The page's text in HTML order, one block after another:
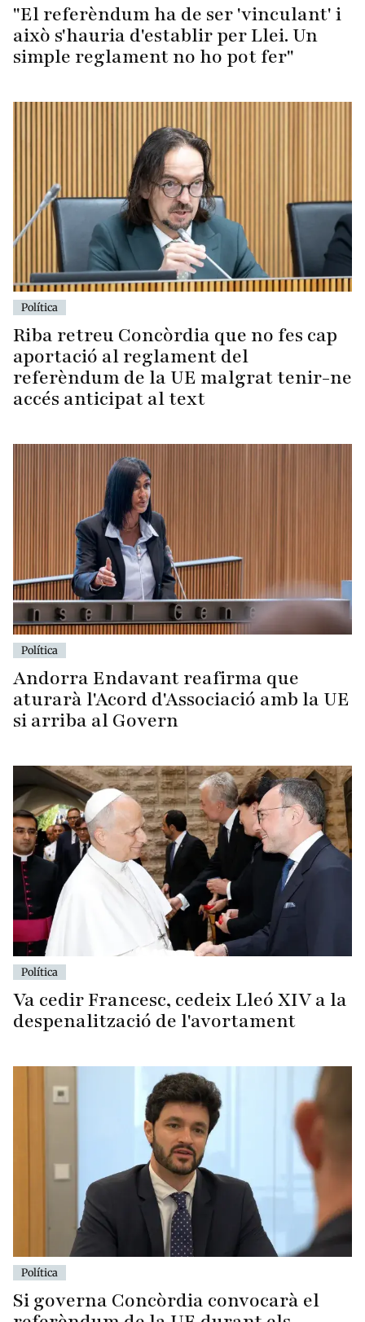
"El referèndum ha de ser 'vinculant' i
això s'hauria d'establir per Llei. Un
simple reglament no ho pot fer"
Política
Riba retreu Concòrdia que no fes cap
aportació al reglament del
referèndum de la UE malgrat tenir-ne
accés anticipat al text
Política
Andorra Endavant reafirma que
aturarà l'Acord d'Associació amb la UE
si arriba al Govern
Política
Va cedir Francesc, cedeix Lleó XIV a la
despenalització de l'avortament
Política
Si governa Concòrdia convocarà el